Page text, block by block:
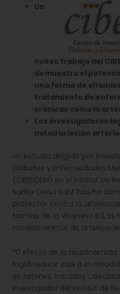
Un
nuevo trabajo del
demuestra el
una forma de
tratamiento de
crónicas como la
Los investigadores
mitad la lesión
Un estudio dirigido por
Diabetes y Enfermedades
(CIBERDEM) en el Institut de
Santa Creu i Sant Pau ha
protector contra la
formas de la vitamina B3, la
modelo animal de
“El efecto de la
logró reducir casi a la mitad
en ratones tratados”,
investigador del Institut de